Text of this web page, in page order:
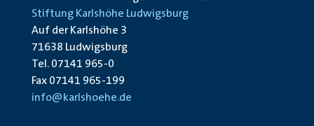
Stiftung Karlshöhe Ludwigsburg
Auf der Karlshöhe 3
71638 Ludwigsburg
Tel. 07141 965-0
Fax 07141 965-199
info@karlshoehe.de